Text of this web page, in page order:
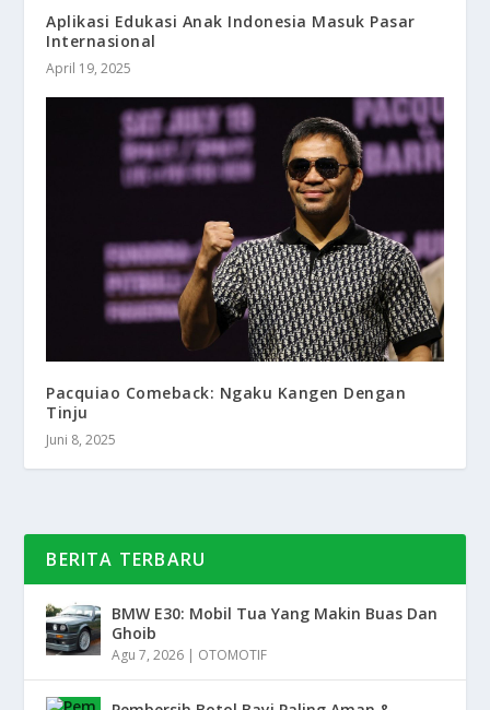
Aplikasi Edukasi Anak Indonesia Masuk Pasar
Internasional
April 19, 2025
Pacquiao Comeback: Ngaku Kangen Dengan
Tinju
Juni 8, 2025
BERITA TERBARU
BMW E30: Mobil Tua Yang Makin Buas Dan
Ghoib
Agu 7, 2026 | OTOMOTIF